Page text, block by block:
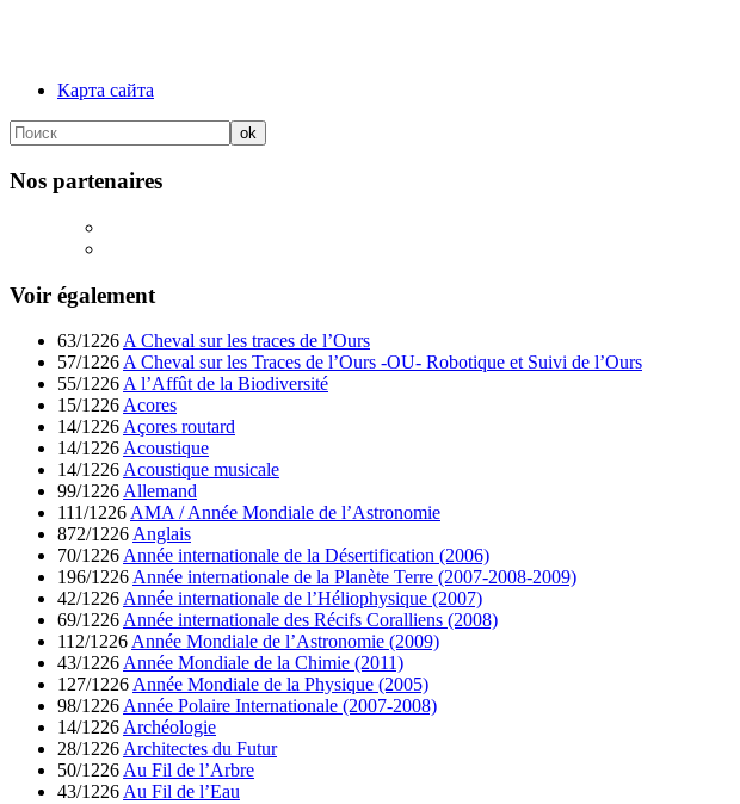
Карта сайта
Nos partenaires
Voir également
63/1226 A Cheval sur les traces de l’Ours
57/1226 A Cheval sur les Traces de l’Ours -OU- Robotique et Suivi de l’Ours
55/1226 A l’Affût de la Biodiversité
15/1226 Acores
14/1226 Açores routard
14/1226 Acoustique
14/1226 Acoustique musicale
99/1226 Allemand
111/1226 AMA / Année Mondiale de l’Astronomie
872/1226 Anglais
70/1226 Année internationale de la Désertification (2006)
196/1226 Année internationale de la Planète Terre (2007-2008-2009)
42/1226 Année internationale de l’Héliophysique (2007)
69/1226 Année internationale des Récifs Coralliens (2008)
112/1226 Année Mondiale de l’Astronomie (2009)
43/1226 Année Mondiale de la Chimie (2011)
127/1226 Année Mondiale de la Physique (2005)
98/1226 Année Polaire Internationale (2007-2008)
14/1226 Archéologie
28/1226 Architectes du Futur
50/1226 Au Fil de l’Arbre
43/1226 Au Fil de l’Eau